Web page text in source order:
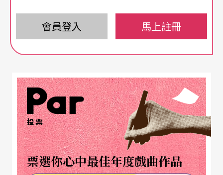
自傳統中翻新的當代語彙
這正是真快樂掌中劇團《一丈青》迷人之所在。由
意圖召喚的是台灣布袋戲班獨特的真實歷史記憶：
「一九五○年代末期，百戲興盛的內台戲，因電影
的普遍，布袋戲演師逐漸失去一展技藝的舞台，進
而轉向走村撞鄉的賣藥演藝人生。」其中更大幅取
材自劇團創辦人、台灣早期難得一見的布袋戲女戲
師江賜美女士親身經歷：「為了養家活口，與家人
會員登入 馬上註冊
投票
票選你心中最佳年度戲曲作品